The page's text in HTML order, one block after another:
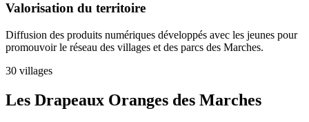
Valorisation du territoire
Diffusion des produits numériques développés avec les jeunes pour
promouvoir le réseau des villages et des parcs des Marches.
30 villages
Les Drapeaux Oranges des Marches